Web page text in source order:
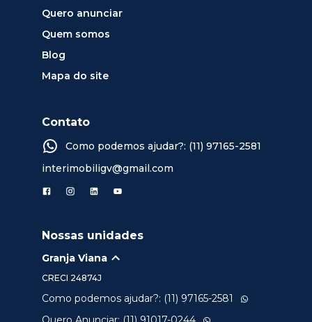
Quero anunciar
Quem somos
Blog
Mapa do site
Contato
Como podemos ajudar?: (11) 97165-2581
interimobiligv@gmail.com
Nossas unidades
Granja Viana
CRECI 24874J
Como podemos ajudar?: (11) 97165-2581